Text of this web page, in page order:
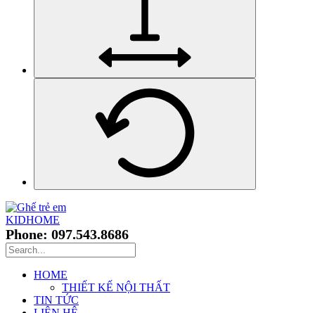
Phone: 097.543.8686
HOME
THIẾT KẾ NỘI THẤT
TIN TỨC